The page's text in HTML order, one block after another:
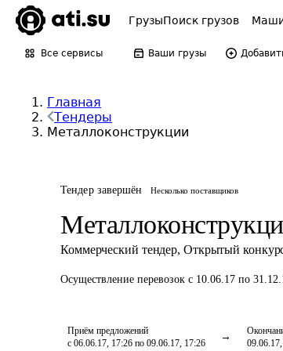
ГрузыПоиск грузов
Все сервисы Ваши грузы
Главная
Тендеры
Металлоконструкции
Тендер завершён Несколько поставщиков
Коммерческий тендер, Открытый
Осуществление перевозок с 10.06.17 по
Приём предложений
с 06.06.17, 17:26 по 09.06.17, 17:26